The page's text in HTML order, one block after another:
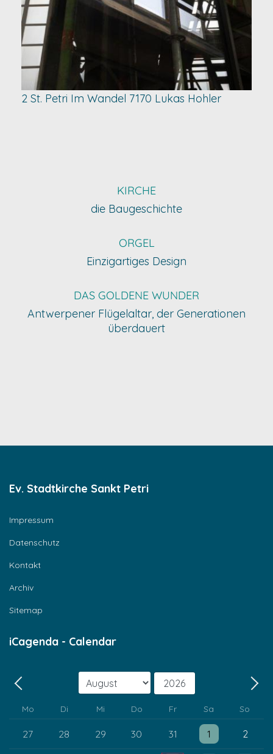
2 St. Petri Im Wandel 7170 Lukas Hohler
KIRCHE
die Baugeschichte
ORGEL
Einzigartiges Design
DAS GOLDENE WUNDER
Antwerpener Flügelaltar, der Generationen
überdauert
Ev. Stadtkirche Sankt Petri
Impressum
Datenschutz
Kontakt
Archiv
Sitemap
iCagenda - Calendar
Zurück - Monat
Jahr
Mo
Di Mi Do Fr Sa So
27 28 29 30 31
Einzelne Veranstaltung
1
Einzelne 2